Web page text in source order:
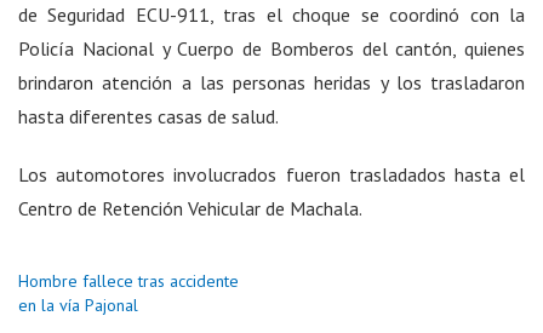
de Seguridad ECU-911, tras el choque se coordinó con la
Policía Nacional y Cuerpo de Bomberos del cantón, quienes
brindaron atención a las personas heridas y los trasladaron
hasta diferentes casas de salud.
Los automotores involucrados fueron trasladados hasta el
Centro de Retención Vehicular de Machala.
Hombre fallece tras accidente
en la vía Pajonal